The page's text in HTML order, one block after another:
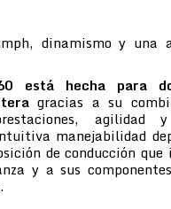
dinamismo y una
está hecha para
gracias a su
agilidad
manejabilidad
de conducción que
y a sus